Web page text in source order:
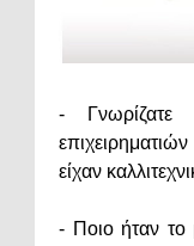
- Γνωρίζατε
είχαν
- Ποιο ήταν